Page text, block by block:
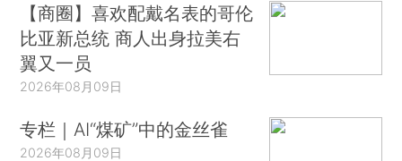
【商圈】喜欢配戴名表的哥伦
比亚新总统 商人出身拉美右
翼又一员
2026年08月09日
专栏｜AI“煤矿”中的金丝雀
2026年08月09日